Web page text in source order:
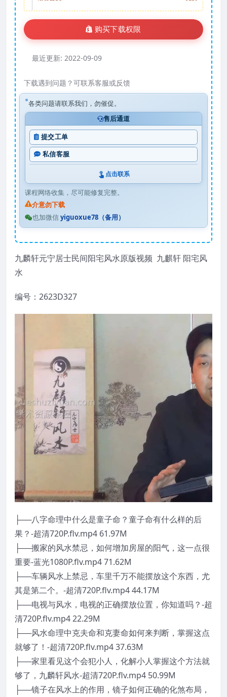
购买下载权限
最近更新: 2022-09-09
下载遇到问题？可联系客服或反馈
各类问题请联系我们，勿催促。
售后通道
提交工单
私信客服
点击联系
课程网络收集，尽可能修复完整。
介意勿下载
也加微信yiguoxue78（备用）
九麟轩元宁居士民间阳宅风水原版视频 九麒轩 阳宅风
水
编号：2623D327
├──八字命理中什么是童子命？童子命有什么样的后
果？-超清720P.flv.mp4 61.97M
├──搬家的风水禁忌，如何增加房屋的阳气，这一点很
重要-蓝光1080P.flv.mp4 71.62M
├──车辆风水上禁忌，车里千万不能摆放这个东西，尤
其是第二个。-超清720P.flv.mp4 44.17M
├──电视与风水，电视的正确摆放位置，你知道吗？-超
清720P.flv.mp4 22.29M
├──风水命理中克夫命和克妻命如何来判断，掌握这点
就够了！-超清720P.flv.mp4 37.63M
├──家里看见这个会犯小人，化解小人掌握这个方法就
够了，九麟轩风水-超清720P.flv.mp4 50.99M
├──镜子在风水上的作用，镜子如何正确的化煞布局，